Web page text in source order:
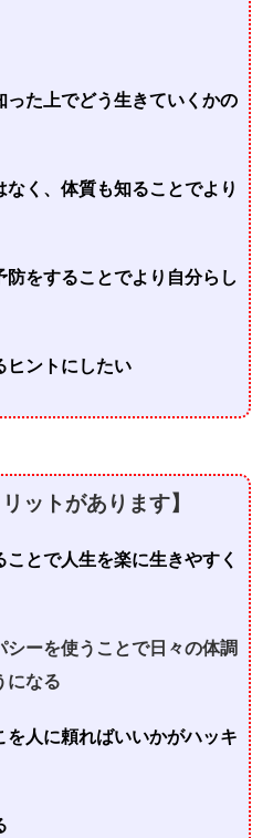
った上でどう生きていくかの
なく、体質も知ることでより
防をすることでより自分らし
ヒントにしたい
ットがあります】
ことで人生を楽に生きやすく
シーを使うことで日々の体調
になる
を人に頼ればいいかがハッキ